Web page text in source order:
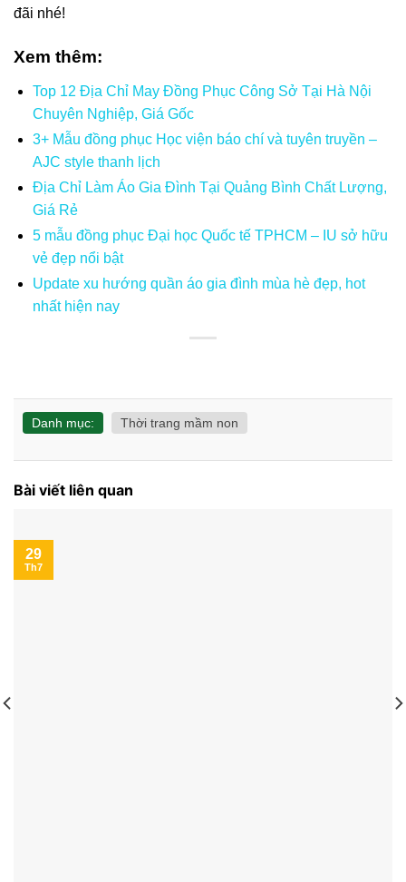
đãi nhé!
Xem thêm:
Top 12 Địa Chỉ May Đồng Phục Công Sở Tại Hà Nội
Chuyên Nghiệp, Giá Gốc
3+ Mẫu đồng phục Học viện báo chí và tuyên truyền –
AJC style thanh lịch
Địa Chỉ Làm Áo Gia Đình Tại Quảng Bình Chất Lượng,
Giá Rẻ
5 mẫu đồng phục Đại học Quốc tế TPHCM – IU sở hữu
vẻ đẹp nổi bật
Update xu hướng quần áo gia đình mùa hè đẹp, hot
nhất hiện nay
Danh mục: Thời trang mầm non
Bài viết liên quan
29
Th7